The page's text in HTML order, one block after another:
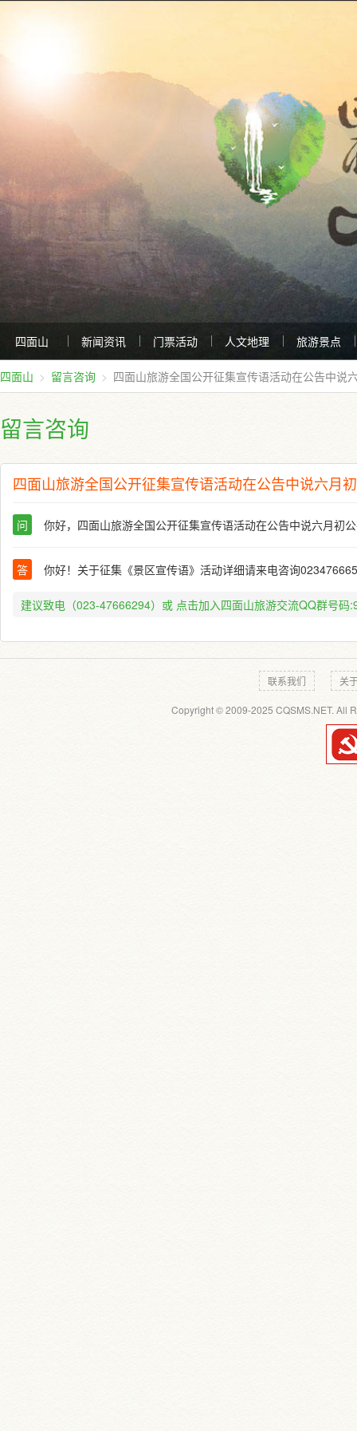
四面山 新闻资讯 门票活动 人文地理 旅游景点
四面山 留言咨询 四面山旅游全国公开征集宣传语活动在公告中说
留言咨询
四面山旅游全国公开征集宣传语活动在公告中说六月
问 你好，四面山旅游全国公开征集宣传语活动在公告中说六月初
答 你好！关于征集《景区宣传语》活动详细请来电咨询
建议致电（023-47666294）或 点击加入四面山旅游交流QQ群号码
联系我们 关
Copyright © 2009-2025 CQSMS.NET. All